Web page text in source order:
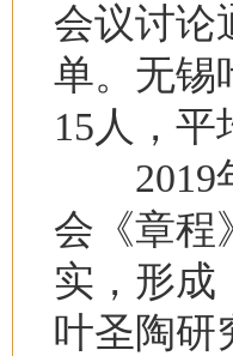
会议讨论
单。无锡
15人，平
2019年
会《章程
实，形成
叶圣陶研